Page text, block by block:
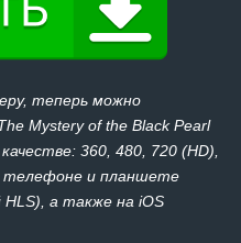
теперь можно
Mystery of the Black Pearl
360, 480, 720 (HD),
телефоне и планшете
HLS), а также на iOS